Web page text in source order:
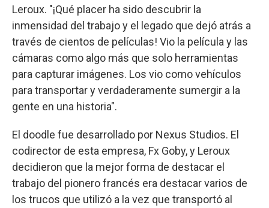
Leroux. "¡Qué placer ha sido descubrir la
inmensidad del trabajo y el legado que dejó atrás a
través de cientos de películas! Vio la película y las
cámaras como algo más que solo herramientas
para capturar imágenes. Los vio como vehículos
para transportar y verdaderamente sumergir a la
gente en una historia".
El doodle fue desarrollado por Nexus Studios. El
codirector de esta empresa, Fx Goby, y Leroux
decidieron que la mejor forma de destacar el
trabajo del pionero francés era destacar varios de
los trucos que utilizó a la vez que transportó al